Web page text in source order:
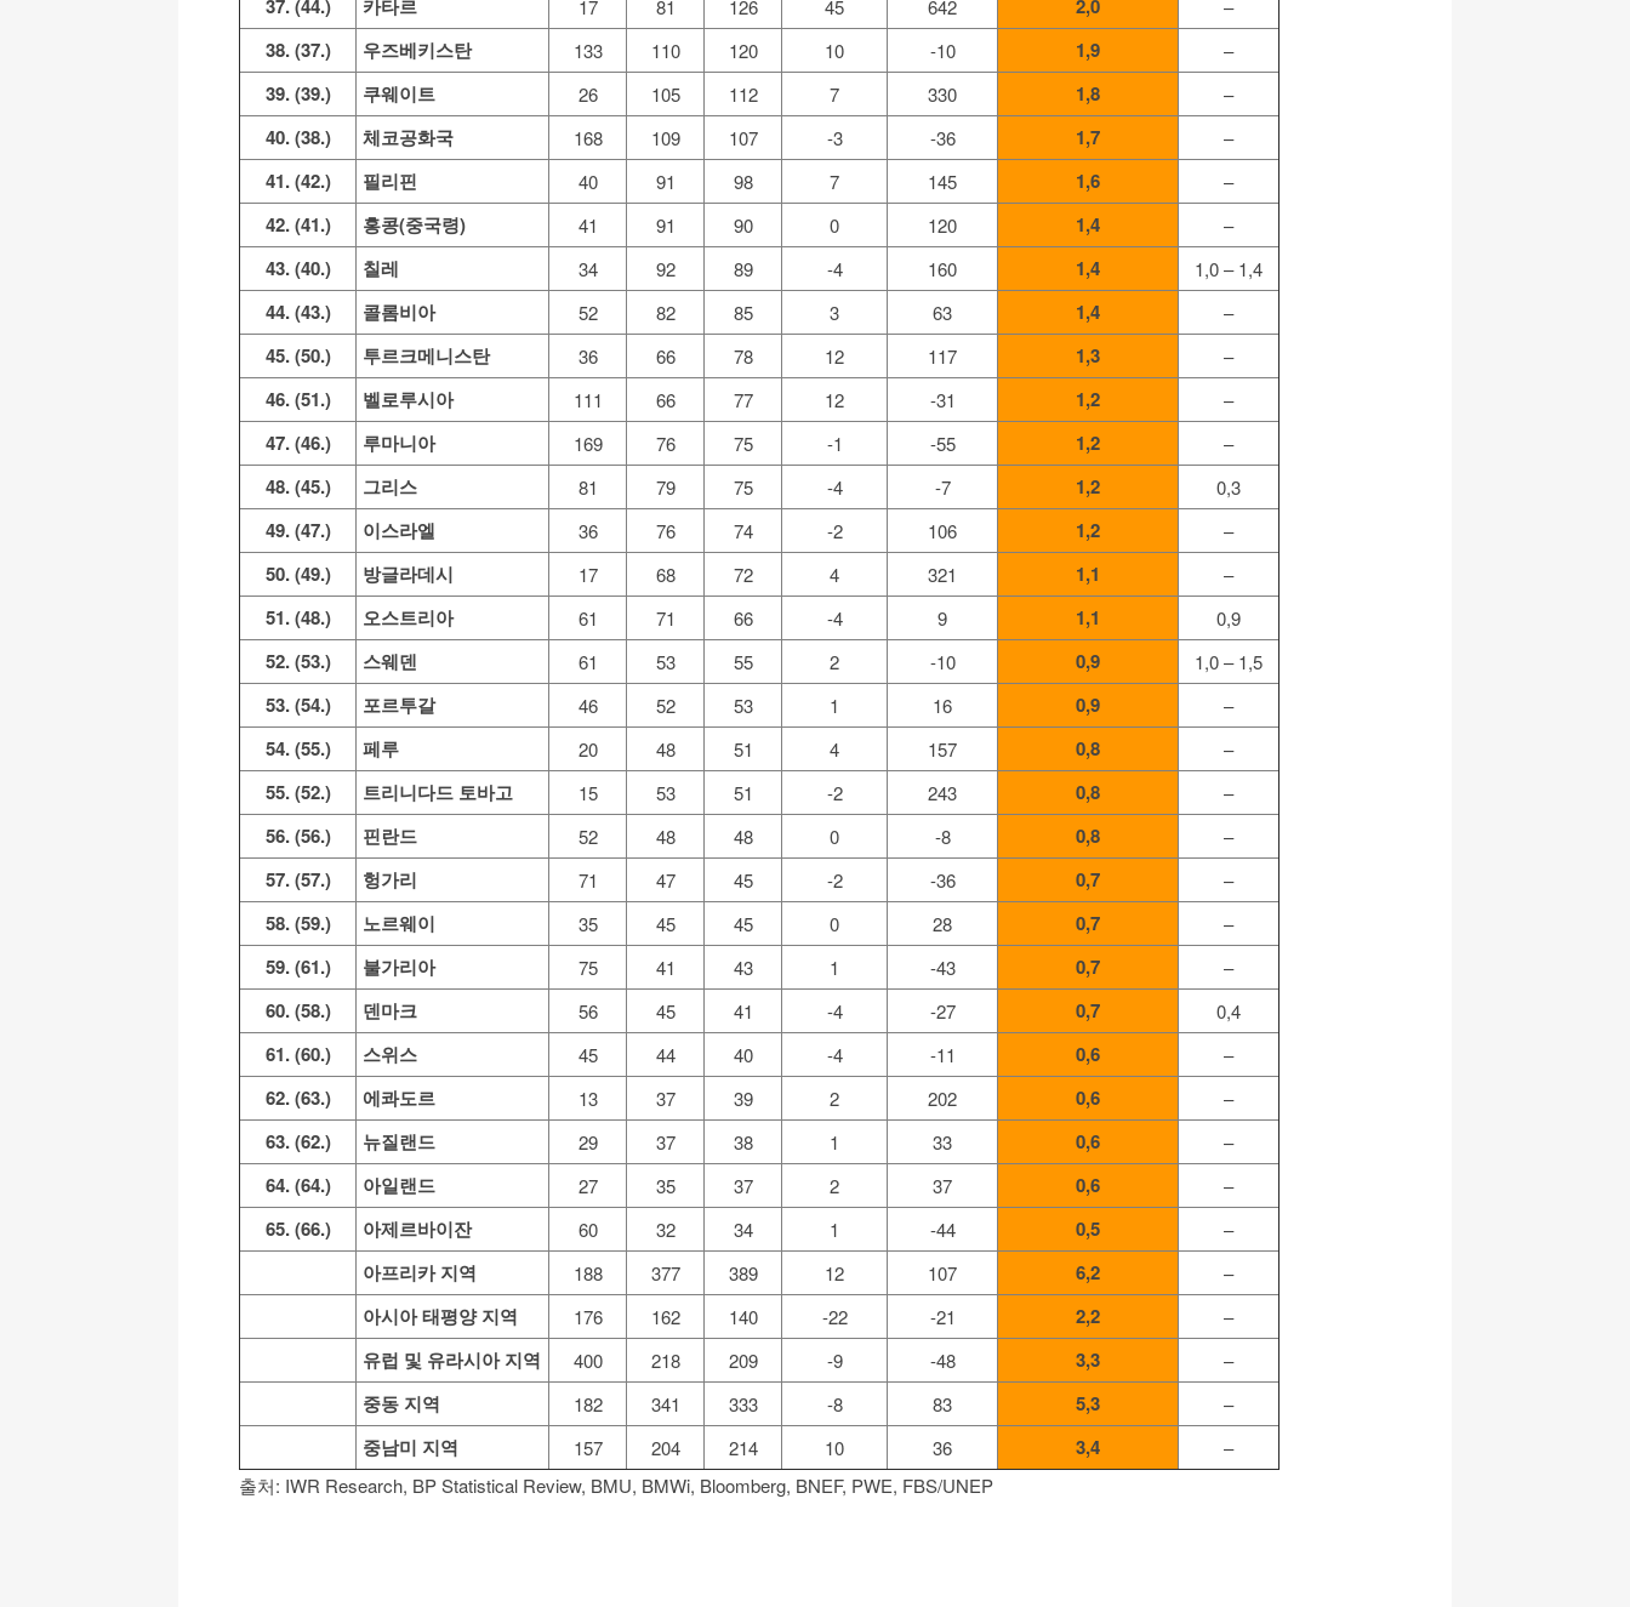
37. (44.) 카타르 17 81 126 45 642 2,0 –
38. (37.) 우즈베키스탄 133 110 120 10 -10 1,9 –
39. (39.) 쿠웨이트 26 105 112 7 330 1,8 –
40. (38.) 체코공화국 168 109 107 -3 -36 1,7 –
41. (42.) 필리핀 40 91 98 7 145 1,6 –
42. (41.) 홍콩(중국령) 41 91 90 0 120 1,4 –
43. (40.) 칠레 34 92 89 -4 160 1,4 1,0 – 1,4
44. (43.) 콜롬비아 52 82 85 3 63 1,4 –
45. (50.) 투르크메니스탄 36 66 78 12 117 1,3 –
46. (51.) 벨로루시아 111 66 77 12 -31 1,2 –
47. (46.) 루마니아 169 76 75 -1 -55 1,2 –
48. (45.) 그리스 81 79 75 -4 -7 1,2 0,3
49. (47.) 이스라엘 36 76 74 -2 106 1,2 –
50. (49.) 방글라데시 17 68 72 4 321 1,1 –
51. (48.) 오스트리아 61 71 66 -4 9 1,1 0,9
52. (53.) 스웨덴 61 53 55 2 -10 0,9 1,0 – 1,5
53. (54.) 포르투갈 46 52 53 1 16 0,9 –
54. (55.) 페루 20 48 51 4 157 0,8 –
55. (52.) 트리니다드 토바고 15 53 51 -2 243 0,8 –
56. (56.) 핀란드 52 48 48 0 -8 0,8 –
57. (57.) 헝가리 71 47 45 -2 -36 0,7 –
58. (59.) 노르웨이 35 45 45 0 28 0,7 –
59. (61.) 불가리아 75 41 43 1 -43 0,7 –
60. (58.) 덴마크 56 45 41 -4 -27 0,7 0,4
61. (60.) 스위스 45 44 40 -4 -11 0,6 –
62. (63.) 에콰도르 13 37 39 2 202 0,6 –
63. (62.) 뉴질랜드 29 37 38 1 33 0,6 –
64. (64.) 아일랜드 27 35 37 2 37 0,6 –
65. (66.) 아제르바이잔 60 32 34 1 -44 0,5 –
아프리카 지역 188 377 389 12 107 6,2 –
아시아 태평양 지역 176 162 140 -22 -21 2,2 –
유럽 및 유라시아 지역 400 218 209 -9 -48 3,3 –
중동 지역 182 341 333 -8 83 5,3 –
중남미 지역 157 204 214 10 36 3,4
–
출처: IWR Research, BP Statistical Review, BMU, BMWi, Bloomberg, BNEF, PWE, FBS/UNEP